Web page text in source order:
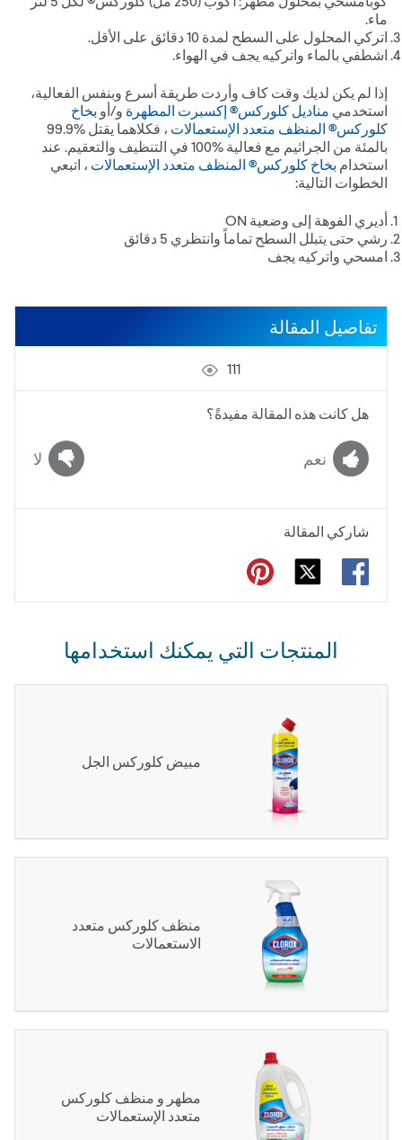
ماء.
اتركي المحلول على السطح لمدة 01 دقائق على الأقل.
اشطفي بالماء واتركيه يجف في الهواء.
إذا لم يكن لديك وقت كاف وأردت طريقة أسرع وبنفس الفعالية،
استخدمي مناديل كلوركس® إكسبرت المطهرة و/أو بخاخ
كلوركس® المنظف متعدد الإستعمالات ، فكلاهما يقتل %9.99
بالمئة من الجراثيم مع فعالية %001 في التنظيف والتعقيم. عند
استخدام بخاخ كلوركس® المنظف متعدد الإستعمالات ، اتبعي
الخطوات التالية:
أديري الفوهة إلى وضعية NO
رشي حتى يتبلل السطح تماماً وانتظري 5 دقائق
امسحي واتركيه يجف
تفاصيل المقالة
111
هل كانت هذه المقالة مفيدةً؟
نعم لا
شاركي المقالة
المنتجات التي يمكنك استخدامها
مبيض كلوركس الجل
منظف كلوركس متعدد
الاستعمالات
مطهر و منظف كلوركس
متعدد الإستعمالات